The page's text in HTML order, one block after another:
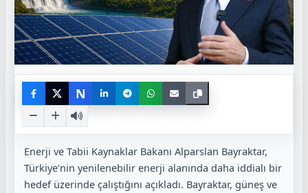
N
Enerji ve Tabii Kaynaklar Bakanı Alparslan Bayraktar,
Türkiye’nin yenilenebilir enerji alanında daha iddialı bir
hedef üzerinde çalıştığını açıkladı. Bayraktar, güneş ve